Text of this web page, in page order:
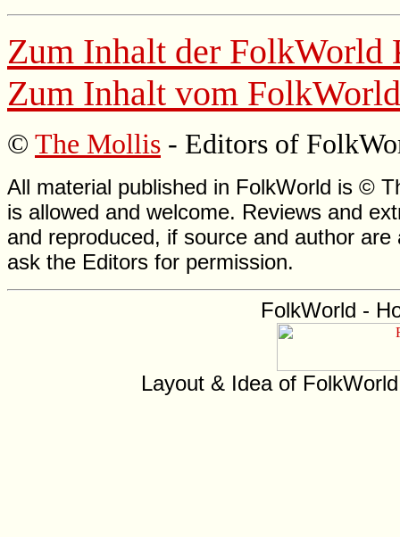
Zum Inhalt der FolkWorld
Zum Inhalt vom FolkWorld
© The Mollis - Editors of
All material published in FolkWorld is ©
is allowed and welcome. Reviews and
and reproduced, if source and author
ask the Editors for permission.
FolkWorld -
Layout & Idea of